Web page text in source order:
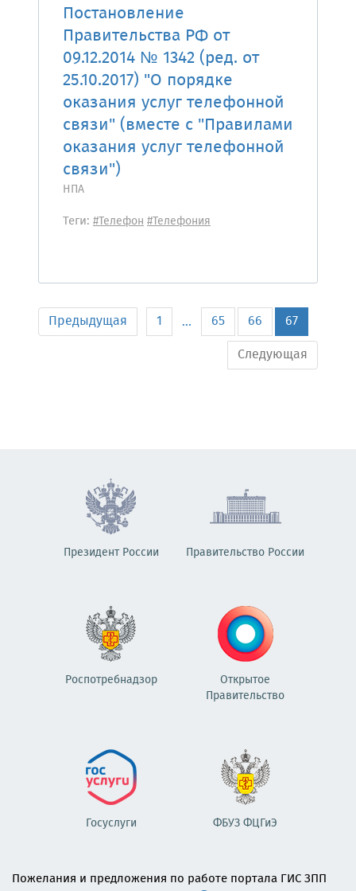
Постановление
Правительства РФ от
09.12.2014 № 1342 (ред. от
25.10.2017) "О порядке
оказания услуг телефонной
связи" (вместе с "Правилами
оказания услуг телефонной
связи")
НПА
Теги: #Телефон#Телефония
Предыдущая 1 ... 65 66
67
Следующая
Президент России Правительство России
Роспотребнадзор
Открытое
Правительство
Госуслуги ФБУЗ ФЦГиЭ
Пожелания и предложения по работе портала ГИС ЗПП